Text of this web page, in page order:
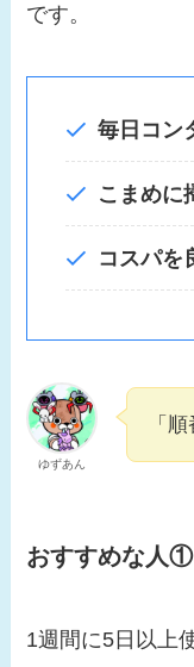
です。
毎日コン
こまめに
コスパを
ゆずあん
「
おすすめな人
1週間に5日以上